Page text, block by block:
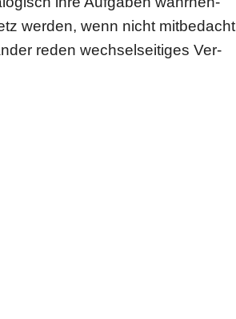
werden, wenn nicht mit­be­dacht
reden wech­sel­sei­ti­ges Ver­